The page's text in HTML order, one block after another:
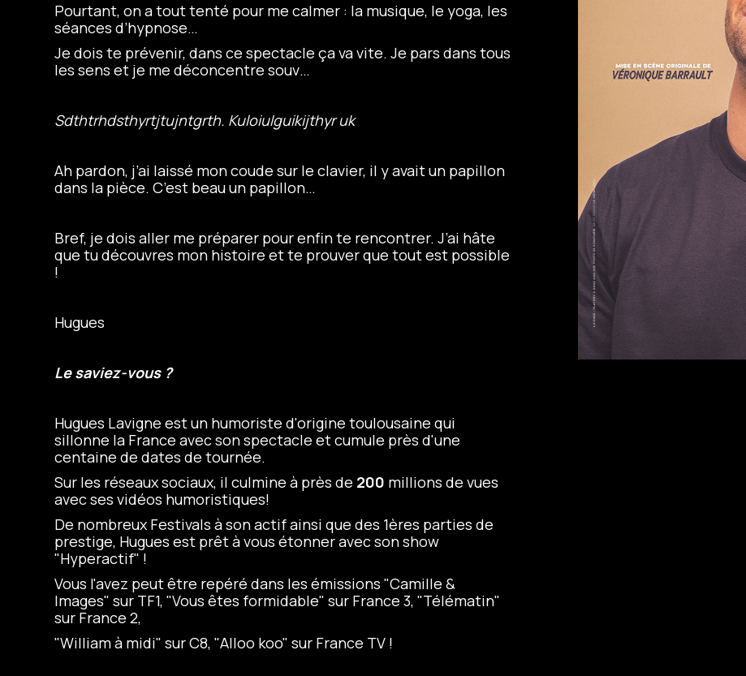
Pourtant, on a tout tenté pour me calmer : la musique, le yoga, les
séances d’hypnose…
Je dois te prévenir, dans ce spectacle ça va vite. Je pars dans tous
les sens et je me déconcentre souv…
Sdthtrhdsthyrtjtujntgrth. Kuloiulguikijthyr uk
Ah pardon, j’ai laissé mon coude sur le clavier, il y avait un papillon
dans la pièce. C’est beau un papillon…
Bref, je dois aller me préparer pour enfin te rencontrer. J’ai hâte
que tu découvres mon histoire et te prouver que tout est possible
!
Hugues
Le saviez-vous ?
Hugues Lavigne est un humoriste d'origine toulousaine qui
sillonne la France avec son spectacle et cumule près d'une
centaine de dates de tournée.
Sur les réseaux sociaux, il culmine à près de 200 millions de vues
avec ses vidéos humoristiques!
De nombreux Festivals à son actif ainsi que des 1ères parties de
prestige, Hugues est prêt à vous étonner avec son show
"Hyperactif" !
Vous l'avez peut être repéré dans les émissions "Camille &
Images" sur TF1, "Vous êtes formidable" sur France 3, "Télématin"
sur France 2,
"William à midi" sur C8, "Alloo koo" sur France TV !